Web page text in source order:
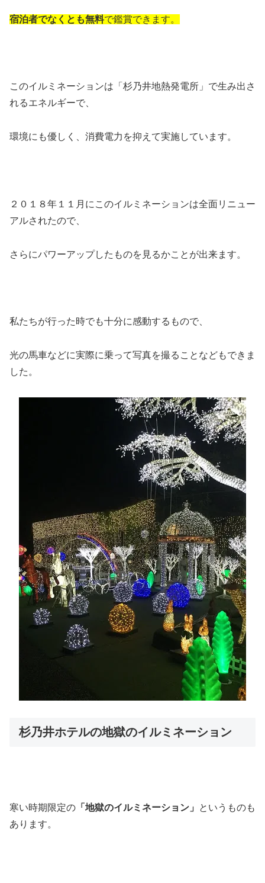
宿泊者でなくとも無料で鑑賞できます。
このイルミネーションは「杉乃井地熱発電所」で生み出さ
れるエネルギーで、
環境にも優しく、消費電力を抑えて実施しています。
２０１８年１１月にこのイルミネーションは全面リニュー
アルされたので、
さらにパワーアップしたものを見るかことが出来ます。
私たちが行った時でも十分に感動するもので、
光の馬車などに実際に乗って写真を撮ることなどもできま
した。
杉乃井ホテルの地獄のイルミネーション
寒い時期限定の 「地獄のイルミネーション」
というものも
あります。